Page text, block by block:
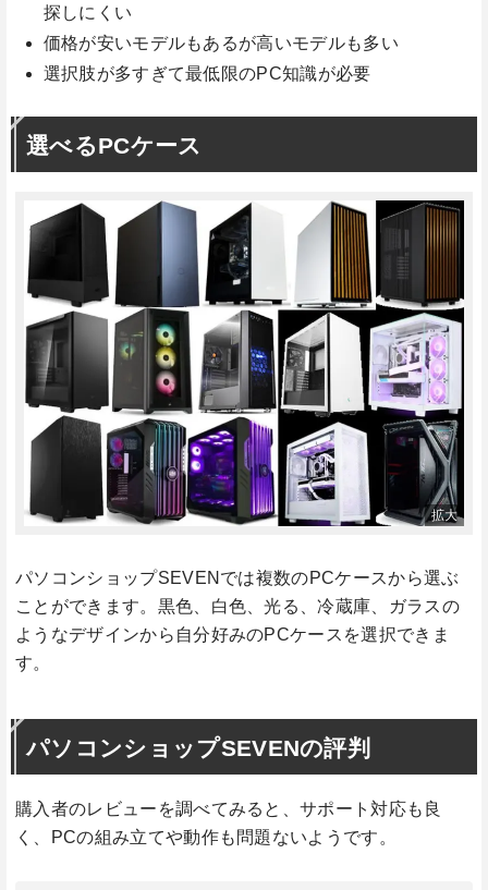
探しにくい
価格が安いモデルもあるが高いモデルも多い
選択肢が多すぎて最低限のPC知識が必要
選べるPCケース
パソコンショップSEVENでは複数のPCケースから選ぶ
ことができます。黒色、白色、光る、冷蔵庫、ガラスの
ようなデザインから自分好みのPCケースを選択できま
す。
パソコンショップSEVENの評判
購入者のレビューを調べてみると、サポート対応も良
く、PCの組み立てや動作も問題ないようです。